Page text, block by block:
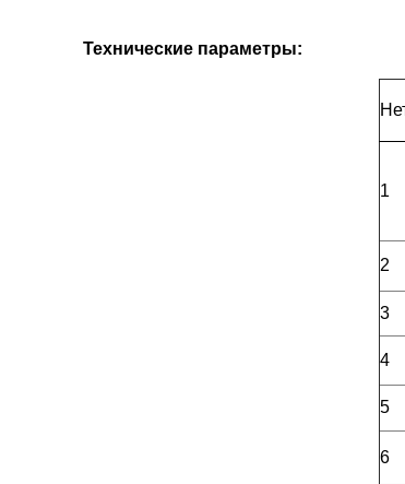
Технические параметры:
1
2
3
4
5
6